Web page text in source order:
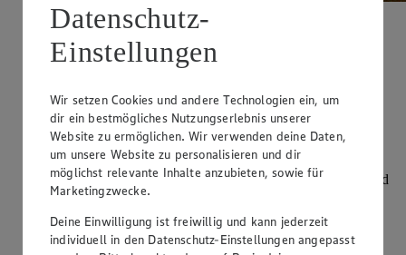
Mast Jägermeister
Von Wolfenbüttel in die Welt
Es dauerte etwas, bis Curt Mast die richtige Rezeptur für
seinen Kräuterlikör gefunden hatte. Mal war ihm die
Mischung »zu süß«, mal war die »Citrusnote zu schwach«.
1934 hatte der Tüftler aus 56 Kräutern, Wurzeln, Blüten und
Früchten sowie 35 Vol.-% Alkohol den geschmacklich
heute Millionen Fans auf der ganzen Welt begeistert. Noch
immer wird Jägermeister nach bewährter Handwerkskunst
Datenschutz-
Einstellungen
Wir setzen Cookies und andere Technologien ein, um
dir ein bestmögliches Nutzungserlebnis unserer
Website zu ermöglichen. Wir verwenden deine Daten,
um unsere Website zu personalisieren und dir
möglichst relevante Inhalte anzubieten, sowie für
Marketingzwecke.
Deine Einwilligung ist freiwillig und kann jederzeit
individuell in den Datenschutz-Einstellungen angepasst